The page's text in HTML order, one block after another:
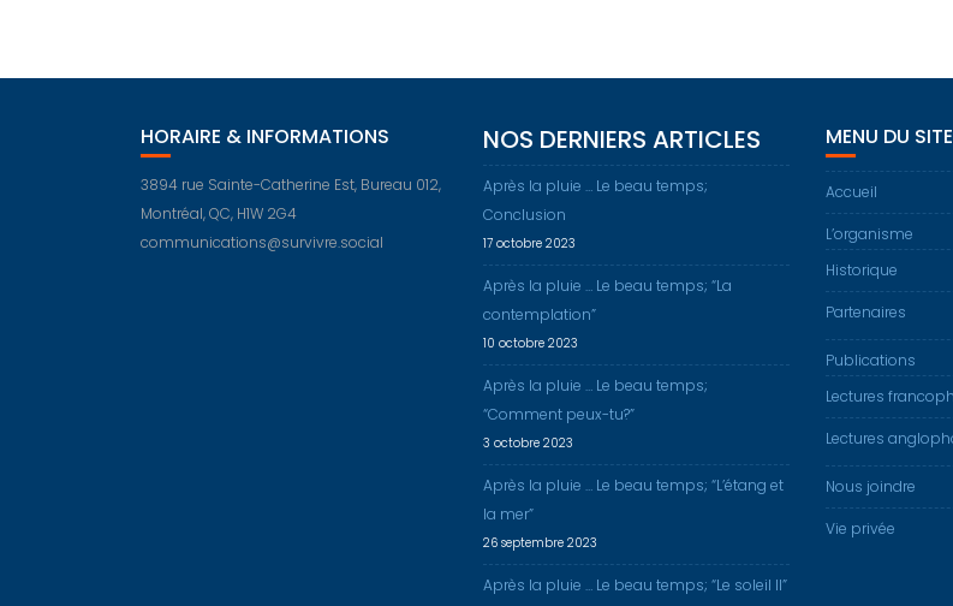
HORAIRE & INFORMATIONS
3894 rue Sainte-Catherine Est, Bureau 012,
Montréal, QC, H1W 2G4
communications@survivre.social
NOS DERNIERS ARTICLES
Après la pluie … Le beau temps;
Conclusion
17 octobre 2023
Après la pluie … Le beau temps; “La
contemplation”
10 octobre 2023
Après la pluie … Le beau temps;
“Comment peux-tu?”
3 octobre 2023
Après la pluie … Le beau temps; “L’étang et
la mer”
26 septembre 2023
Après la pluie … Le beau temps; “Le soleil II”
MENU DU SITE
Accueil
L’organisme
Historique
Partenaires
Publications
Lectures
Lectures
Nous joindre
Vie privée